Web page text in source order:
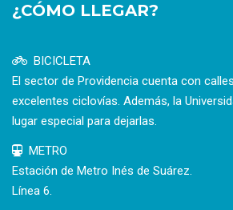
¿CÓMO LLEGAR?
BICICLETA
El sector de Providencia cuenta con
excelentes ciclovías. Además, la
lugar especial para dejarlas.
METRO
Estación de Metro Inés de Suárez.
Línea 6.